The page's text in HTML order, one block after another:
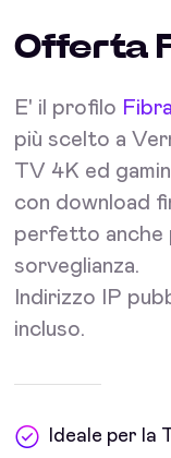
Offerta
E' il profilo
più scelto a
TV 4K ed
con download
perfetto anche
sorveglianza.
Indirizzo IP
incluso.
Ideale per la